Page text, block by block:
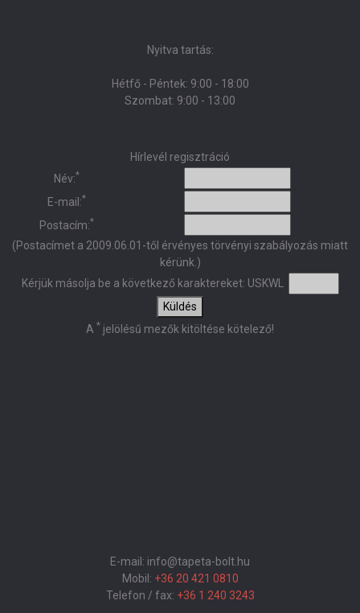
Nyitva tartás:
Hétfő - Péntek: 9:00 - 18:00
Szombat: 9:00 - 13:00
Hírlevél regisztráció
Név:*
E-mail:*
Postacím:*
(Postacímet a 2009.06.01-től érvényes törvényi szabályozás miatt
kérünk.)
Kérjük másolja be a következő karaktereket: USKWL
Küldés
A * jelölésű mezők kitöltése kötelező!
E-mail: info@tapeta-bolt.hu
Mobil: +36 20 421 0810
Telefon / fax: +36 1 240 3243